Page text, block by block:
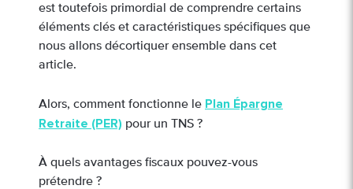
est toutefois primordial de comprendre certains
éléments clés et caractéristiques spécifiques que
nous allons décortiquer ensemble dans cet
article.
Alors, comment fonctionne le Plan Épargne
Retraite (PER) pour un TNS ?
À quels avantages fiscaux pouvez-vous
prétendre ?